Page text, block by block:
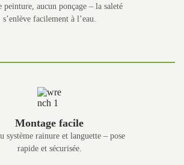
peinture, aucun ponçage – la saleté
s’enlève facilement à l’eau.
Montage facile
système rainure et languette – pose
rapide et sécurisée.